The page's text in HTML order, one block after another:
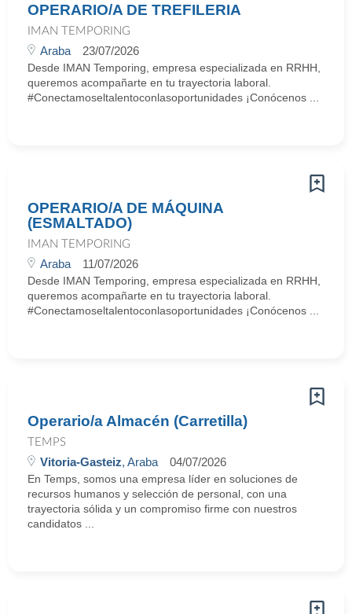
OPERARIO/A DE TREFILERIA
IMAN TEMPORING
Araba 23/07/2026
Desde IMAN Temporing, empresa especializada en RRHH,
queremos acompañarte en tu trayectoria laboral.
#Conectamoseltalentoconlasoportunidades ¡Conócenos ...
OPERARIO/A DE MÁQUINA
(ESMALTADO)
IMAN TEMPORING
Araba 11/07/2026
Desde IMAN Temporing, empresa especializada en RRHH,
queremos acompañarte en tu trayectoria laboral.
#Conectamoseltalentoconlasoportunidades ¡Conócenos ...
Operario/a Almacén (Carretilla)
TEMPS
Vitoria-Gasteiz, Araba 04/07/2026
En Temps, somos una empresa líder en soluciones de
recursos humanos y selección de personal, con una
trayectoria sólida y un compromiso firme con nuestros
candidatos ...